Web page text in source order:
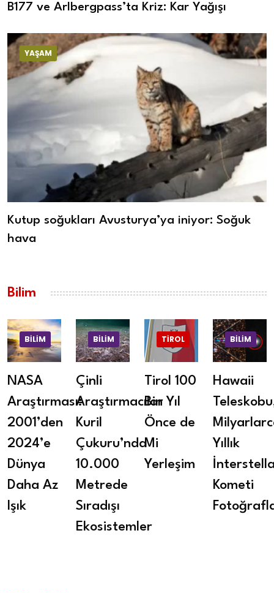
B177 ve Arlbergpass’ta Kriz: Kar Yağışı
YAŞAM
Kutup soğukları Avusturya’ya iniyor: Soğuk
hava
Bilim
BILIM
NASA
Araştırması:
2001’den
2024’e
Dünya
Daha Az
Işık
BILIM
Çinli
Araştırmacılar
Kuril
Çukuru’nda
10.000
Metrede
Sıradışı
Ekosistemler
TIROL
Tirol 100
Bin Yıl
Önce de
Mi
Yerleşim
BILIM
Hawaii
Yıllık
Kometi